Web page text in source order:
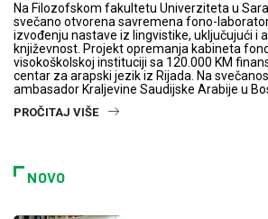
Na Filozofskom fakultetu Univerziteta u
svečano otvorena savremena fono-
izvođenju nastave iz lingvistike, uključujući i
književnost. Projekt opremanja kabineta
visokoškolskoj instituciji sa 120.000 KM
centar za arapski jezik iz Rijada. Na
ambasador Kraljevine Saudijske Arabije u
PROČITAJ VIŠE
NOVO